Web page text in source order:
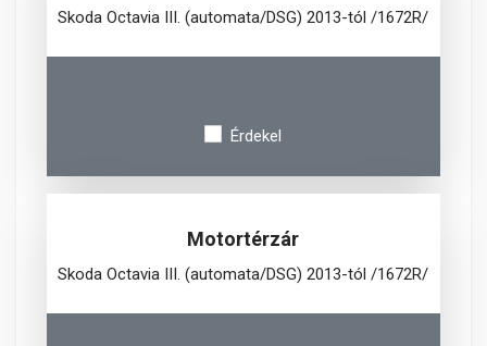
Skoda Octavia III. (automata/DSG) 2013-tól /1672R/
Érdekel
Motortérzár
Skoda Octavia III. (automata/DSG) 2013-tól /1672R/